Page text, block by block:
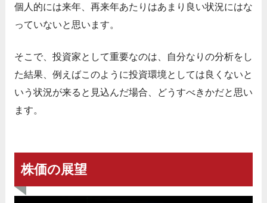
個人的には来年、再来年あたりはあまり良い状況にはな
っていないと思います。
そこで、投資家として重要なのは、自分なりの分析をし
た結果、例えばこのように投資環境としては良くないと
いう状況が来ると見込んだ場合、どうすべきかだと思い
ます。
株価の展望